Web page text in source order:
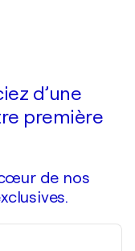
d’une
première
de nos